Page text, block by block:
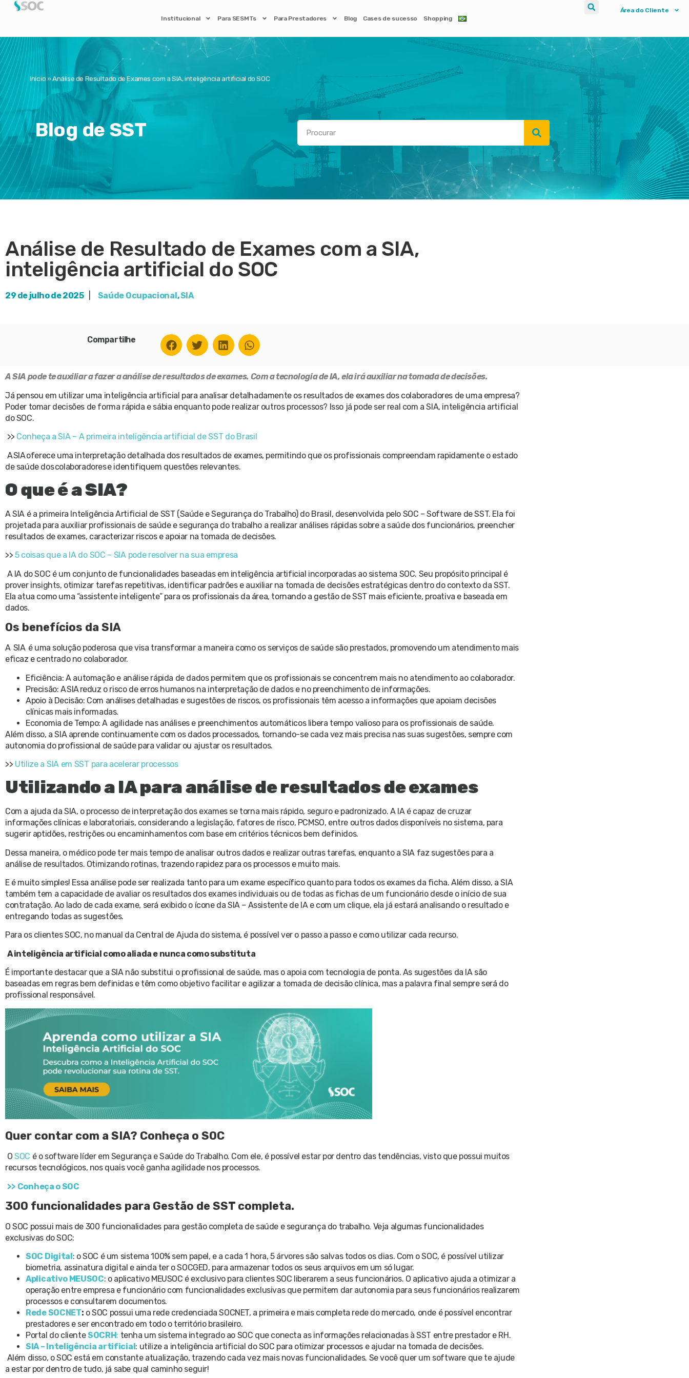
Institucional Para SESMTs Para Prestadores Blog Cases de sucesso Shopping
Área do Cliente
Início»Análise de Resultado de Exames com a SIA, inteligência artificial do SOC
Blog de SST
Análise de Resultado de Exames com a SIA,
inteligência artificial do SOC
29 de julho de 2025 Saúde Ocupacional,SIA
Compartilhe
A SIA pode te auxiliar a fazer a análise de resultados de exames. Com a tecnologia de IA, ela irá auxiliar na tomada de decisões.
Já pensou em utilizar uma inteligência artificial para analisar detalhadamente os resultados de exames dos colaboradores de uma empresa?
Poder tomar decisões de forma rápida e sábia enquanto pode realizar outros processos? Isso já pode ser real com a SIA, inteligência artificial
do SOC.
>> Conheça a SIA – A primeira inteligência artificial de SST do Brasil
A SIA oferece uma interpretação detalhada dos resultados de exames, permitindo que os profissionais compreendam rapidamente o estado
de saúde dos colaboradores e identifiquem questões relevantes.
O que é a SIA?
A SIA é a primeira Inteligência Artificial de SST (Saúde e Segurança do Trabalho) do Brasil, desenvolvida pelo SOC – Software de SST. Ela foi
projetada para auxiliar profissionais de saúde e segurança do trabalho a realizar análises rápidas sobre a saúde dos funcionários, preencher
resultados de exames, caracterizar riscos e apoiar na tomada de decisões.
>> 5 coisas que a IA do SOC – SIA pode resolver na sua empresa
A IA do SOC é um conjunto de funcionalidades baseadas em inteligência artificial incorporadas ao sistema SOC. Seu propósito principal é
prover insights, otimizar tarefas repetitivas, identificar padrões e auxiliar na tomada de decisões estratégicas dentro do contexto da SST.
Ela atua como uma “assistente inteligente” para os profissionais da área, tornando a gestão de SST mais eficiente, proativa e baseada em
dados.
Os benefícios da SIA
A SIA é uma solução poderosa que visa transformar a maneira como os serviços de saúde são prestados, promovendo um atendimento mais
eficaz e centrado no colaborador.
Eficiência: A automação e análise rápida de dados permitem que os profissionais se concentrem mais no atendimento ao colaborador.
Precisão: A SIA reduz o risco de erros humanos na interpretação de dados e no preenchimento de informações.
Apoio à Decisão: Com análises detalhadas e sugestões de riscos, os profissionais têm acesso a informações que apoiam decisões
clínicas mais informadas.
Economia de Tempo: A agilidade nas análises e preenchimentos automáticos libera tempo valioso para os profissionais de saúde.
Além disso, a SIA aprende continuamente com os dados processados, tornando-se cada vez mais precisa nas suas sugestões, sempre com
autonomia do profissional de saúde para validar ou ajustar os resultados.
>> Utilize a SIA em SST para acelerar processos
Utilizando a IA para análise de resultados de exames
Com a ajuda da SIA, o processo de interpretação dos exames se torna mais rápido, seguro e padronizado. A IA é capaz de cruzar
informações clínicas e laboratoriais, considerando a legislação, fatores de risco, PCMSO, entre outros dados disponíveis no sistema, para
sugerir aptidões, restrições ou encaminhamentos com base em critérios técnicos bem definidos.
Dessa maneira, o médico pode ter mais tempo de analisar outros dados e realizar outras tarefas, enquanto a SIA faz sugestões para a
análise de resultados. Otimizando rotinas, trazendo rapidez para os processos e muito mais.
E é muito simples! Essa análise pode ser realizada tanto para um exame específico quanto para todos os exames da ficha. Além disso, a SIA
também tem a capacidade de avaliar os resultados dos exames individuais ou de todas as fichas de um funcionário desde o início de sua
contratação. Ao lado de cada exame, será exibido o ícone da SIA – Assistente de IA e com um clique, ela já estará analisando o resultado e
entregando todas as sugestões.
Para os clientes SOC, no manual da Central de Ajuda do sistema, é possível ver o passo a passo e como utilizar cada recurso.
A inteligência artificial como aliada e nunca como substituta
É importante destacar que a SIA não substitui o profissional de saúde, mas o apoia com tecnologia de ponta. As sugestões da IA são
baseadas em regras bem definidas e têm como objetivo facilitar e agilizar a tomada de decisão clínica, mas a palavra final sempre será do
profissional responsável.
Quer contar com a SIA? Conheça o SOC
O SOC é o software líder em Segurança e Saúde do Trabalho. Com ele, é possível estar por dentro das tendências, visto que possui muitos
recursos tecnológicos, nos quais você ganha agilidade nos processos.
>> Conheça o SOC
300 funcionalidades para Gestão de SST completa.
O SOC possui mais de 300 funcionalidades para gestão completa de saúde e segurança do trabalho. Veja algumas funcionalidades
exclusivas do SOC:
SOC Digital : o SOC é um sistema 100% sem papel, e a cada 1 hora, 5 árvores são salvas todos os dias. Com o SOC, é possível utilizar
biometria, assinatura digital e ainda ter o SOCGED, para armazenar todos os seus arquivos em um só lugar.
Aplicativo MEUSOC: o aplicativo MEUSOC é exclusivo para clientes SOC liberarem a seus funcionários. O aplicativo ajuda a otimizar a
operação entre empresa e funcionário com funcionalidades exclusivas que permitem dar autonomia para seus funcionários realizarem
processos e consultarem documentos.
Rede SOCNET: o SOC possui uma rede credenciada SOCNET, a primeira e mais completa rede do mercado, onde é possível encontrar
prestadores e ser encontrado em todo o território brasileiro.
Portal do clienteSOCRH : tenha um sistema integrado ao SOC que conecta as informações relacionadas à SST entre prestador e RH.
SIA – Inteligência artificial : utilize a inteligência artificial do SOC para otimizar processos e ajudar na tomada de decisões.
Além disso, o SOC está em constante atualização, trazendo cada vez mais novas funcionalidades. Se você quer um software que te ajude
a estar por dentro de tudo, já sabe qual caminho seguir!